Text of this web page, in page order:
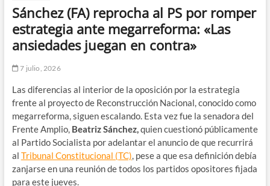
Sánchez (FA) reprocha al PS por romper
estrategia ante megarreforma: «Las
ansiedades juegan en contra»
7 julio, 2026
Las diferencias al interior de la oposición por la estrategia
frente al proyecto de Reconstrucción Nacional, conocido como
megarreforma, siguen escalando. Esta vez fue la senadora del
Frente Amplio, Beatriz Sánchez,quien cuestionó públicamente
al Partido Socialista por adelantar el anuncio de que recurrirá
al Tribunal Constitucional (TC), pese a que esa definición debía
zanjarse en una reunión de todos los partidos opositores fijada
para este jueves.